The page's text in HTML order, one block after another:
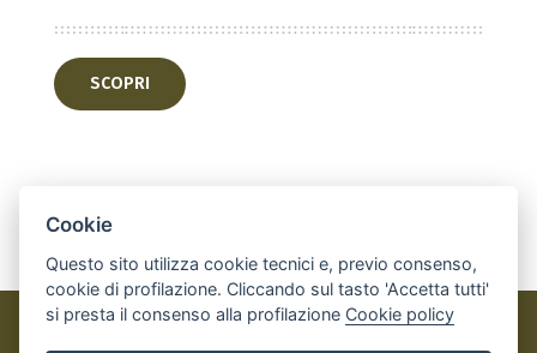
SCOPRI
Perosa Argentina OUTDOOR
Cookie
Questo sito utilizza cookie tecnici e, previo consenso,
cookie di profilazione. Cliccando sul tasto 'Accetta tutti'
si presta il consenso alla profilazione Cookie policy